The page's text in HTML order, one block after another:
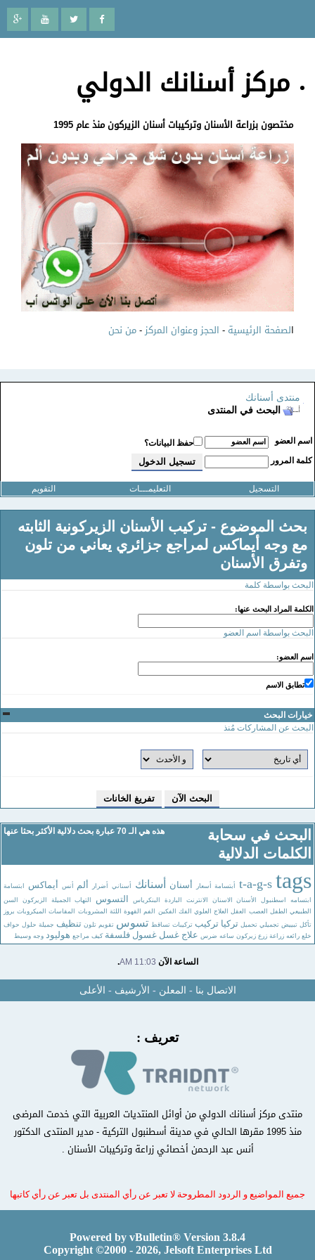
مركز أسنانك الدولي
مختصون بزراعة الأسنان وتركيبات أسنان الزيركون منذ عام 1995
لصفحة الرئيسية-الحجز وعنوان المركز-من نحن
منتدى أسنانك
البحث في المنتدى
اسم العضو
حفظ البيانات؟
كلمة المرور
التسجيل التعليمـــات التقويم
بحث الموضوع - تركيب الأسنان الزيركونية الثابته
مع وجه أيماكس لمراجع جزائري يعاني من تلون
وتفرق الأسنان
بواسطة كلمة
المراد البحث عنها:
بواسطة اسم العضو
العضو:
تطابق الاسم
خيارات البحث
عن المشاركات مُنذ
هذه هي الـ 70 عبارة بحث دلالية الأكثر بحثا عنها
البحث في سحابة
الكلمات الدلالية
t-a-g-s tags أبتسامة أسعار أسنان أسنانك أسناني أضرار ألم أنس أيماكس
ابتسامة
ابتسامه
اسطنبول الأسنان الاسنان الانترنت الباردة البنكرياس التسوس التهاب الجميلة الزيركون
السن
الطبيعي الطفل العصب العقل العلاج العلوي الفك الفكين الفم القهوة اللثة المشروبات المقاسات الميكروبات بروز
تأكل تبييض تجميلي تحميل تركيا تركيب تركيبات تساقط تسوس تقويم تلون تنظيف جميلة حلول حواف
خلع رائعه زراعة زرع زيركون ساعه ضرس علاج غسل غسول فلسفة كيف مراجع هوليود وجه وسيط
الساعة الآن11:03 AM
.
الاتصال بنا-المعلن-الأرشيف -الأعلى
تعريف :
منتدى مركز أسنانك الدولي من أوائل المنتديات العربية التي خدمت المرضى
منذ 1995 مقرها الحالي في مدينة أسطنبول التركية - مدير المنتدى الدكتور
أنس عبد الرحمن أخصائي زراعة وتركيبات الأسنان .
جميع المواضيع و الردود المطروحة لا تعبر عن رأي المنتدى بل تعبر عن رأي كاتبها
Powered by vBulletin® Version 3.8.4
Copyright ©2000 - 2026, Jelsoft Enterprises Ltd